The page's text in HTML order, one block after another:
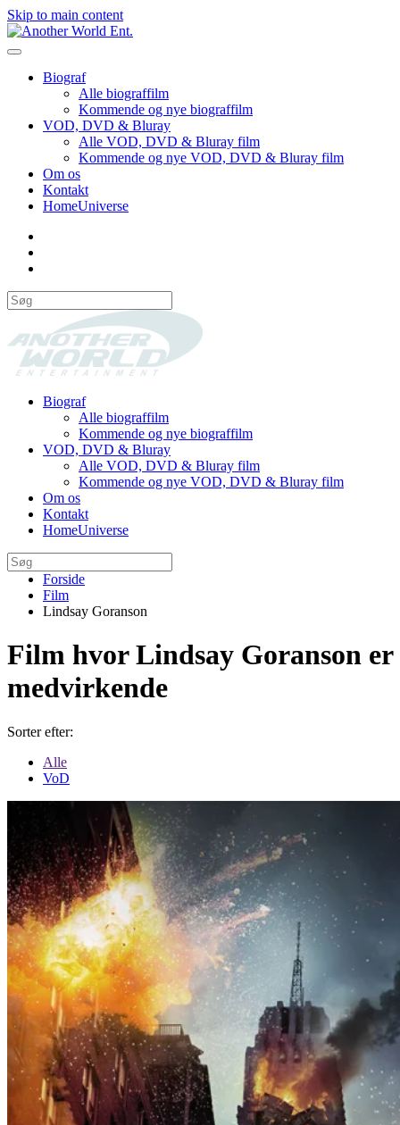
Skip to main content
Biograf
Alle biograffilm
Kommende og nye biograffilm
VOD, DVD & Bluray
Alle VOD, DVD & Bluray film
Kommende og nye VOD, DVD & Bluray film
Om os
Kontakt
HomeUniverse
Biograf
Alle biograffilm
Kommende og nye biograffilm
VOD, DVD & Bluray
Alle VOD, DVD & Bluray film
Kommende og nye VOD, DVD & Bluray film
Om os
Kontakt
HomeUniverse
Forside
Film
Lindsay Goranson
Film hvor Lindsay Goranson er
medvirkende
Sorter efter:
Alle
VoD